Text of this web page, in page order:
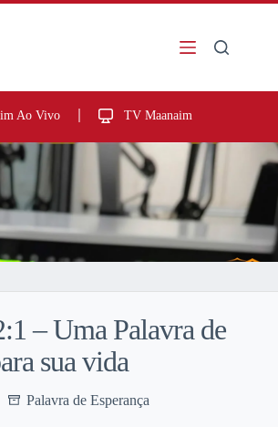
Ao Vivo TV Maanaim
– Uma Palavra de
sua vida
Palavra de Esperança